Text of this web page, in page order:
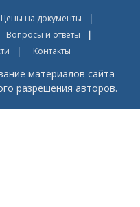
Цены на документы
Вопросы и ответы
Контакты
материалов сайта
разрешения авторов.